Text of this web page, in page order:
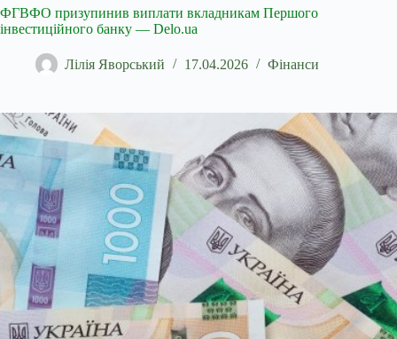
ФГВФО призупинив виплати вкладникам Першого
інвестиційного банку — Delo.ua
Лілія Яворський 17.04.2026 Фінанси